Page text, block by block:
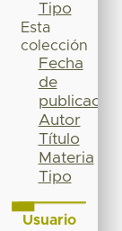
Tipo
Esta
colección
Fecha
de
publicación
Autor
Título
Materia
Tipo
Usuario